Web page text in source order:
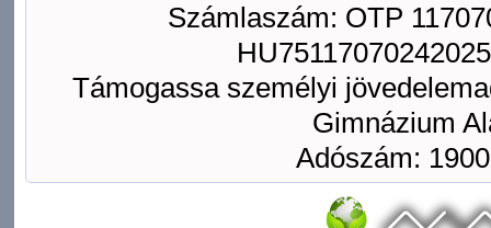
Számlaszám: OTP
Támogassa személyi
Gimnázium
Adószám: